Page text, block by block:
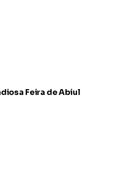
Feira de Abiul